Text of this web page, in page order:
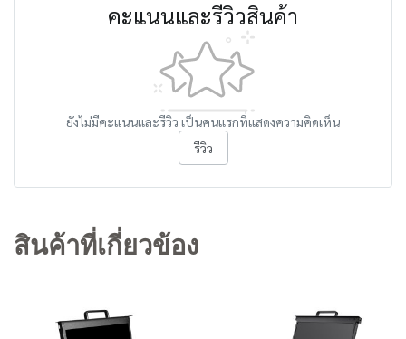
คะแนนและรีวิวสินค้า
ยังไม่มีคะแนนและรีวิว เป็นคนแรกที่แสดงความคิดเห็น
รีวิว
สินค้าที่เกี่ยวข้อง